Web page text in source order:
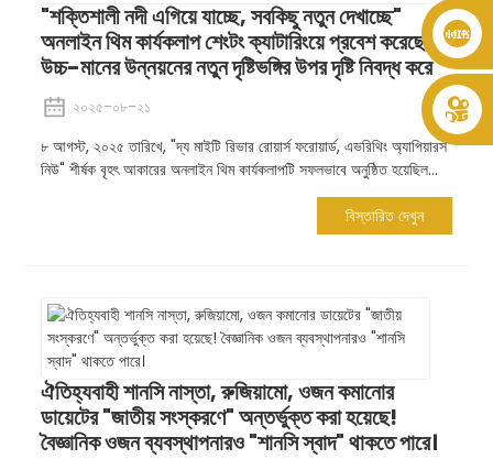
"শক্তিশালী নদী এগিয়ে যাচ্ছে, সবকিছু নতুন দেখাচ্ছে"
অনলাইন থিম কার্যকলাপ শেংটং ক্যাটারিংয়ে প্রবেশ করেছে,
উচ্চ-মানের উন্নয়নের নতুন দৃষ্টিভঙ্গির উপর দৃষ্টি নিবদ্ধ করে
২০২৫-০৮-২১
৮ আগস্ট, ২০২৫ তারিখে, "দ্য মাইটি রিভার রোয়ার্স ফরোয়ার্ড, এভরিথিং অ্যাপিয়ারস
নিউ" শীর্ষক বৃহৎ আকারের অনলাইন থিম কার্যকলাপটি সফলভাবে অনুষ্ঠিত হয়েছিল...
বিস্তারিত দেখুন
ঐতিহ্যবাহী শানসি নাস্তা, রুজিয়ামো, ওজন কমানোর
ডায়েটের "জাতীয় সংস্করণে" অন্তর্ভুক্ত করা হয়েছে!
বৈজ্ঞানিক ওজন ব্যবস্থাপনারও "শানসি স্বাদ" থাকতে পারে।